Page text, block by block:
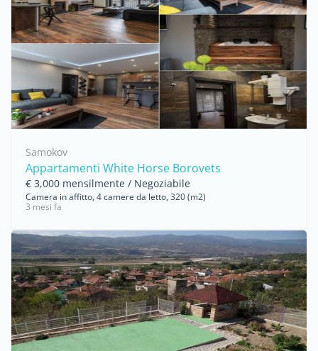
Samokov
Appartamenti White Horse Borovets
€ 3,000 mensilmente / Negoziabile
Camera in affitto, 4 camere da letto, 320 (m2)
3 mesi fa